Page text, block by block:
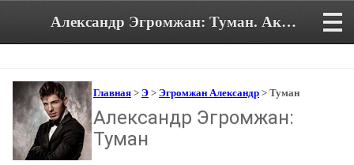
Александр Эгромжан: Туман. Аккорды и текст песни
Главная > Э > Эгромжан Александр > Туман
Александр Эгромжан:
Туман